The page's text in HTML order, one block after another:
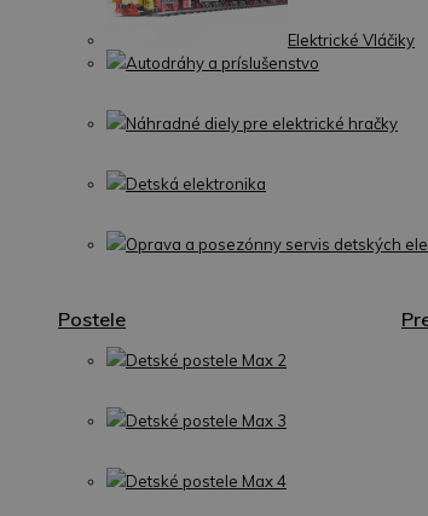
Elektrické Vláčiky
Autodráhy a príslušenstvo
Náhradné diely pre elektrické hračky
Detská elektronika
Oprava a posezónny servis detských
Postele
Detské postele Max 2
Detské postele Max 3
Detské postele Max 4